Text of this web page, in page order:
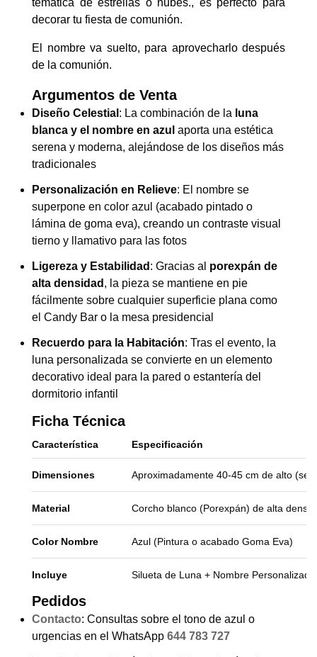
decorar tu fiesta de comunión.
El nombre va suelto, para aprovecharlo después
de la comunión.
Argumentos de Venta
Diseño Celestial : La combinación de la luna
blanca y el nombre en azul aporta una estética
serena y moderna, alejándose de los diseños más
tradicionales
Personalización en Relieve: El nombre se
superpone en color azul (acabado pintado o
lámina de goma eva), creando un contraste visual
tierno y llamativo para las fotos
Ligereza y Estabilidad : Gracias al porexpán de
alta densidad , la pieza se mantiene en pie
fácilmente sobre cualquier superficie plana como
el Candy Bar o la mesa presidencial
Recuerdo para la Habitación: Tras el evento, la
luna personalizada se convierte en un elemento
decorativo ideal para la pared o estantería del
dormitorio infantil
Ficha Técnica
Característica Especificación
Dimensiones Aproximadamente 40-45 cm de alto
Material Corcho blanco (Porexpán) de alta
Color Nombre Azul (Pintura o acabado Goma Eva)
Incluye Silueta de Luna + Nombre Personalizado
Pedidos
Contacto: Consultas sobre el tono de azul o
urgencias en el WhatsApp 644 783 727